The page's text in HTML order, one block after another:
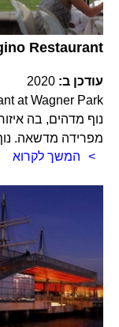
Restaurant
עודכן ב: 2020
נוף מדהים, בה
מפרידה מדשאה.
המשך לקרוא